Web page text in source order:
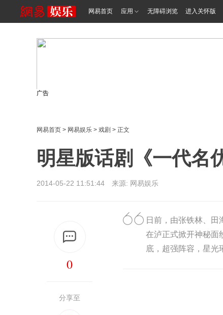
网易首页 应用 无障碍浏览 进入关怀版
广告
网易首页 > 网易娱乐 > 戏剧 > 正文
明星版话剧《一代名
2014-05-22 11:51:44 来源: 网易娱乐
0
分享至
日前，由张铁林、田
在泸正式掀开神秘面
底，超强阵容，星光